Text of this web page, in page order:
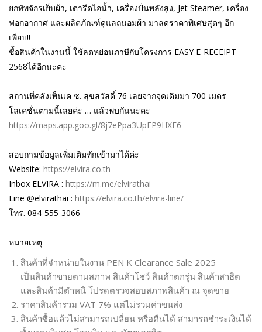
ยกทัพจักรเย็บผ้า, เตารีดไอน้ำ, เครื่องปั่นพลังสูง, Jet Steamer, เครื่อง
ฟอกอากาศ และผลิตภัณฑ์ดูแลถนอมผ้า มาลดราคาพิเศษสุดๆ อีก
เพียบ!!
ซื้อสินค้าในงานนี้ ใช้ลดหย่อนภาษีกับโครงการ EASY E-RECEIPT
2568ได้อีกนะคะ
สถานที่คลังเพ็นเค ซ. สุขสวัสดิ์ 76 เลยจากจุดเดิมมา 700 เมตร
โลเคชั่นตามนี้เลยค่ะ … แล้วพบกันนะคะ
https://maps.app.goo.gl/8j7ePpa3UpEP9HXF6
สอบถามข้อมูลเพิ่มเติมทักเข้ามาได้ค่ะ
Website: https://elvira.co.th
Inbox ELVIRA : https://m.me/elvirathai
Line @elvirathai : https://elvira.co.th/elvira-line/
โทร. 084-555-3066
หมายเหตุ
สินค้าที่จำหน่ายในงาน PEN K Clearance Sale 2025
เป็นสินค้าขายตามสภาพ สินค้าโชว์ สินค้าตกรุ่น สินค้าสาธิต
และสินค้ามีตำหนิ โปรดตรวจสอบสภาพสินค้า ณ จุดขาย
ราคาสินค้ารวม VAT 7% แต่ไม่รวมค่าขนส่ง
สินค้าซื้อแล้วไม่สามารถเปลี่ยน หรือคืนได้ สามารถชำระเงินได้